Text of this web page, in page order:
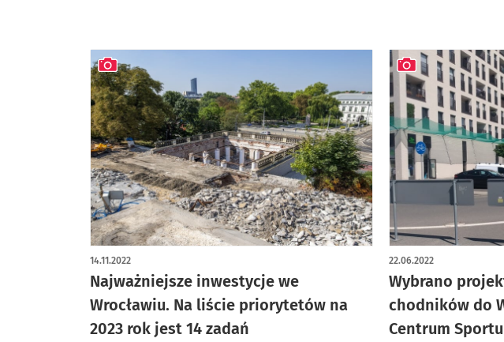
Najważniejsze inwestycje we
Wrocławiu. Na liście priorytetów na
2023 rok jest 14 zadań
14.11.2022
artykuł z galerią zdjęć
Wybrano
chodników do
Centrum Sportu
22.06.2022
artykuł z galerią